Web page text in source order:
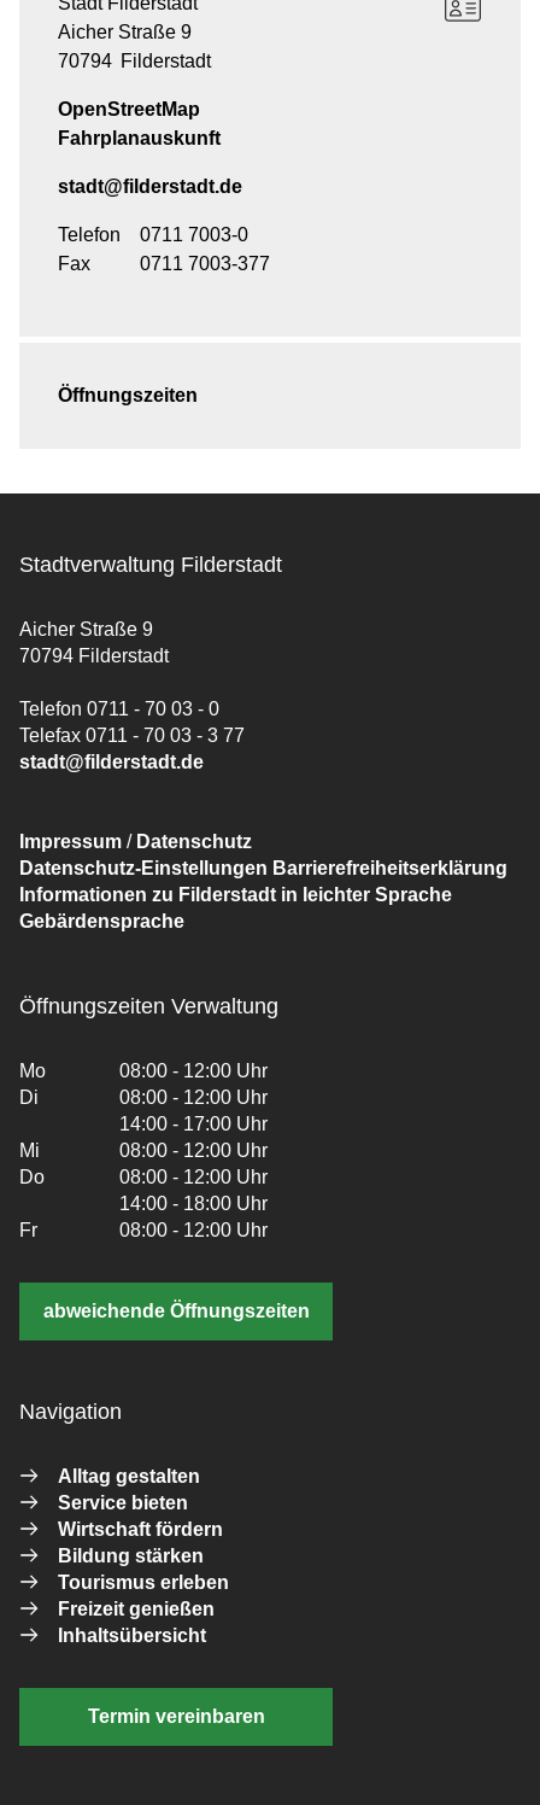
Aicher Straße 9
70794 Filderstadt
OpenStreetMap
Fahrplanauskunft
stadt@filderstadt.de
Telefon
0711 7003-0
Fax
0711 7003-377
Öffnungszeiten
Stadtverwaltung Filderstadt
Aicher Straße 9
70794 Filderstadt
Telefon 0711 - 70 03 - 0
Telefax 0711 - 70 03 - 3 77
stadt@filderstadt.de
Impressum / Datenschutz
Datenschutz-Einstellungen Barrierefreiheitserklärung
Informationen zu Filderstadt in leichter Sprache
Gebärdensprache
Öffnungszeiten Verwaltung
Mo
08:00 - 12:00 Uhr
Di
08:00 - 12:00 Uhr
14:00 - 17:00 Uhr
Mi
08:00 - 12:00 Uhr
Do
08:00 - 12:00 Uhr
14:00 - 18:00 Uhr
Fr
08:00 - 12:00 Uhr
abweichende Öffnungszeiten
Navigation
Alltag gestalten
Service bieten
Wirtschaft fördern
Bildung stärken
Tourismus erleben
Freizeit genießen
Inhaltsübersicht
Termin vereinbaren